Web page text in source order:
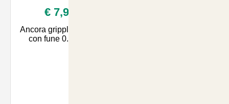
€ 7,90
Ancora gripple 4 Apex
con fune 0.9metri